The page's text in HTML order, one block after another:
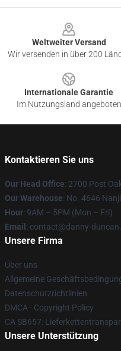
Weltweiter Versand
Wir versenden in über 200
Internationale Garantie
Im Nutzungsland angeboten
Kontaktieren Sie uns
Our Head Office: 2700 Post
Our Warehouse: No. 4646
Hour: 9AM – 5PM (Mon – Fri)
Email : contact@danny-
Unsere Firma
Über uns
Allgemeine
Datenschutzrichtlinien
DMCA - Copyright Policy
CA SB657:
Unsere Unterstützung